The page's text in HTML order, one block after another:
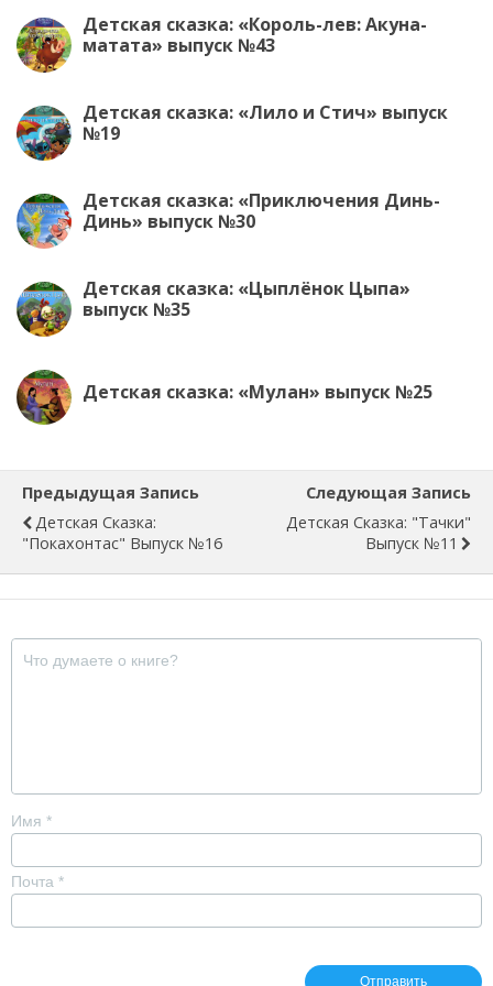
Детская сказка: «Король-лев: Акуна-
матата» выпуск №43
Детская сказка: «Лило и Стич» выпуск
№19
Детская сказка: «Приключения Динь-
Динь» выпуск №30
Детская сказка: «Цыплёнок Цыпа»
выпуск №35
Детская сказка: «Мулан» выпуск №25
Предыдущая Запись
Детская Сказка:
"Покахонтас" Выпуск №16
Следующая Запись
Детская Сказка: "Тачки"
Выпуск №11
Имя *
Почта *